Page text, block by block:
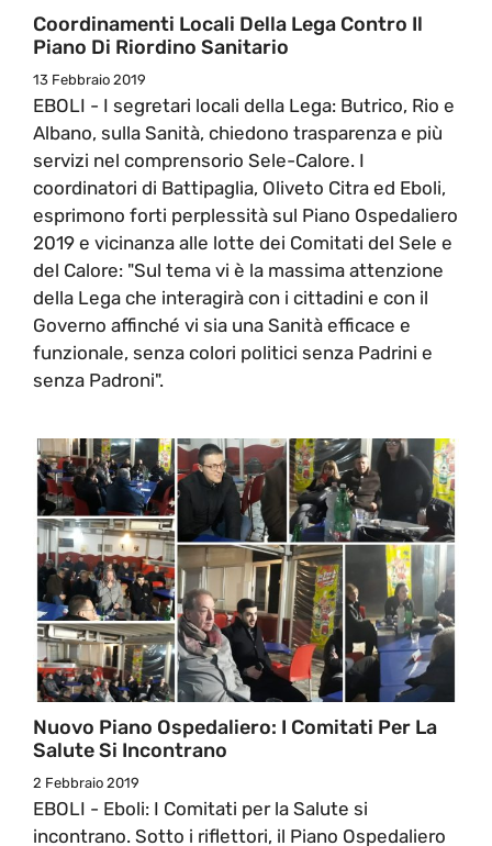
Coordinamenti Locali Della Lega Contro Il
Piano Di Riordino Sanitario
13 Febbraio 2019
EBOLI - I segretari locali della Lega: Butrico, Rio e
Albano, sulla Sanità, chiedono trasparenza e più
servizi nel comprensorio Sele-Calore. I
coordinatori di Battipaglia, Oliveto Citra ed Eboli,
esprimono forti perplessità sul Piano Ospedaliero
2019 e vicinanza alle lotte dei Comitati del Sele e
del Calore: "Sul tema vi è la massima attenzione
della Lega che interagirà con i cittadini e con il
Governo affinché vi sia una Sanità efficace e
funzionale, senza colori politici senza Padrini e
senza Padroni".
Nuovo Piano Ospedaliero: I Comitati Per La
Salute Si Incontrano
2 Febbraio 2019
EBOLI - Eboli: I Comitati per la Salute si
incontrano. Sotto i riflettori, il Piano Ospedaliero